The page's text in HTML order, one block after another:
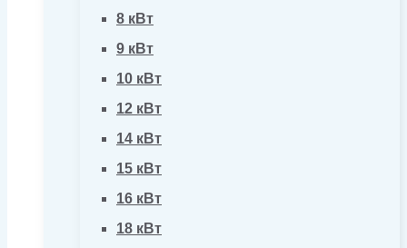
8 кВт
9 кВт
10 кВт
12 кВт
14 кВт
15 кВт
16 кВт
18 кВт